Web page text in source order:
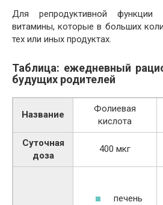
Для репродуктивной функции
витамины, которые в больших
тех или иных продуктах.
Таблица: ежедневный
будущих родителей
Название
Фолиевая
кислота
Суточная
доза
400 мкг
печень